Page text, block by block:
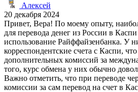
Алексей
20 декабря 2024
Привет, Вера! По моему опыту,
для перевода денег из России в
использование Райффайзенбанка. У
корреспондентские счета с Каспи,
дополнительных комиссий за
того, курс обмена у них обычно
Важно отметить, что при переводе
комиссии за сам перевод на счет в